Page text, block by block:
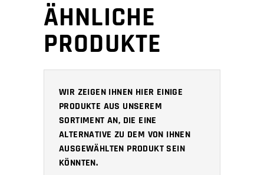
ÄHNLICHE
PRODUKTE
WIR ZEIGEN IHNEN HIER EINIGE
PRODUKTE AUS UNSEREM
SORTIMENT AN, DIE EINE
ALTERNATIVE ZU DEM VON IHNEN
AUSGEWÄHLTEN PRODUKT SEIN
KÖNNTEN.